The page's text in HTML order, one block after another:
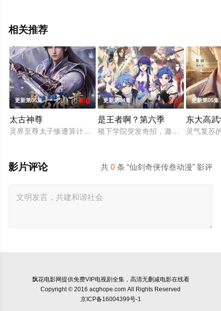
相关推荐
更新第06集 6.0
太古神尊
灵界至尊太子惨遭算计身死，重生跌落凡尘沦为底层杂役！身
更新第04集 7.0
是王者啊？第六季
稷下学院突发奇招，邀优秀毕业生返
更新第05集
东大高
灵气复苏
共0 条 “仙剑奇侠传叁动漫” 影评
影片评论
飘花电影网提供免费VIP电视剧全集，高清无删减电影在线看
Copyright © 2016 acghope.com All Rights Reserved
京ICP备16004399号-1